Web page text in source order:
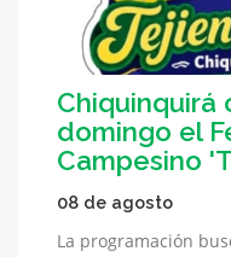
Chiquinquirá
domingo el
Campesino
08 de agosto
La programación